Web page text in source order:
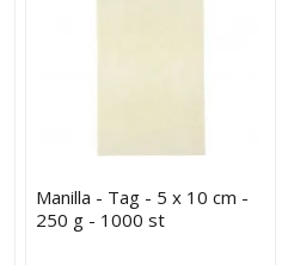
Manilla - Tag - 5 x 10 cm -
250 g - 1000 st